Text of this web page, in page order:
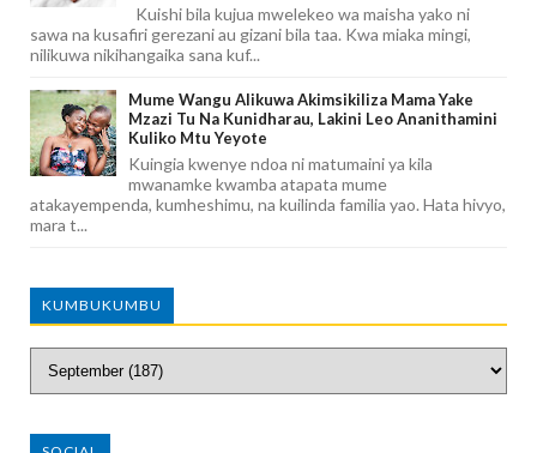
Kuishi bila kujua mwelekeo wa maisha yako ni
sawa na kusafiri gerezani au gizani bila taa. Kwa miaka mingi,
nilikuwa nikihangaika sana kuf...
Mume Wangu Alikuwa Akimsikiliza Mama Yake
Mzazi Tu Na Kunidharau, Lakini Leo Ananithamini
Kuliko Mtu Yeyote
Kuingia kwenye ndoa ni matumaini ya kila
mwanamke kwamba atapata mume
atakayempenda, kumheshimu, na kuilinda familia yao. Hata hivyo,
mara t...
KUMBUKUMBU